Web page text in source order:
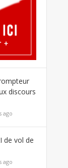
discours
ago
de vol de
ago